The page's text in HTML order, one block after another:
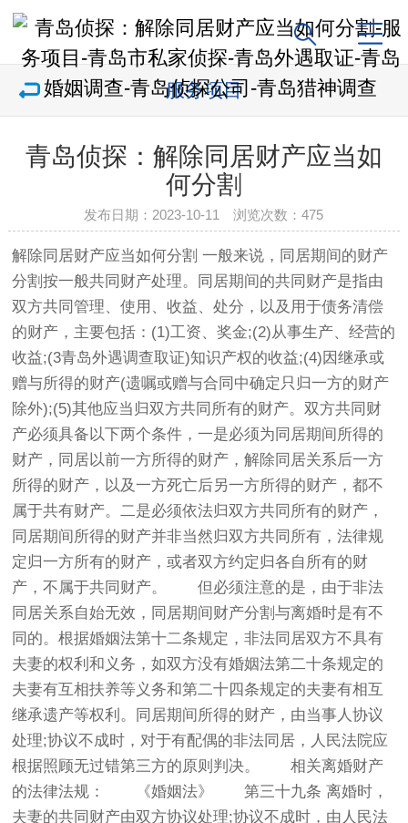
服务项目
青岛侦探：解除同居财产应当如
何分割
发布日期：2023-10-11 浏览次数：475
解除同居财产应当如何分割 一般来说，同居期间的财产
分割按一般共同财产处理。同居期间的共同财产是指由
双方共同管理、使用、收益、处分，以及用于债务清偿
的财产，主要包括：(1)工资、奖金;(2)从事生产、经营的
收益;(3青岛外遇调查取证)知识产权的收益;(4)因继承或
赠与所得的财产(遗嘱或赠与合同中确定只归一方的财产
除外);(5)其他应当归双方共同所有的财产。双方共同财
产必须具备以下两个条件，一是必须为同居期间所得的
财产，同居以前一方所得的财产，解除同居关系后一方
所得的财产，以及一方死亡后另一方所得的财产，都不
属于共有财产。二是必须依法归双方共同所有的财产，
同居期间所得的财产并非当然归双方共同所有，法律规
定归一方所有的财产，或者双方约定归各自所有的财
产，不属于共同财产。 但必须注意的是，由于非法
同居关系自始无效，同居期间财产分割与离婚时是有不
同的。根据婚姻法第十二条规定，非法同居双方不具有
夫妻的权利和义务，如双方没有婚姻法第二十条规定的
夫妻有互相扶养等义务和第二十四条规定的夫妻有相互
继承遗产等权利。同居期间所得的财产，由当事人协议
处理;协议不成时，对于有配偶的非法同居，人民法院应
根据照顾无过错第三方的原则判决。 相关离婚财产
的法律法规： 《婚姻法》 第三十九条 离婚时，
夫妻的共同财产由双方协议处理;协议不成时，由人民法